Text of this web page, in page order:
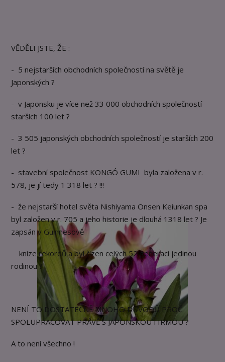
VĚDĚLI JSTE, ŽE :
- 5 nejstarších obchodních společností na světě je
Japonských ?
- v Japonsku je více než 33 000 obchodních společností
starších 100 let ?
- 3 505 japonských obchodních společností je starších 200
let ?
- stavební společnost KONGÓ GUMI byla založena v r.
578, je jí tedy 1 318 let ? !!!
- že nejstarší hotel světa Nishiyama Onsen Keiunkan spa
byl založen v r. 705 a jeho historie je dlouhá 1318 let ? Je
zapsán v Guinnesově
knize rekordů a byl řízen celých 52 generací jedinou
rodinou ?
NENÍ TO DOSTATEČNĚ MNOHO DŮVODŮ PROČ
SPOLUPRACOVAT PRÁVĚ S JAPONSKOU FIRMOU ?
A to není všechno !